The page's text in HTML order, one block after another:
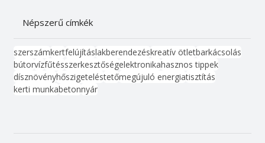
Népszerű címkék
szerszámkertfelújításlakberendezéskreatív ötletbarkácsolás
bútorvízfűtésszerkesztőségelektronikahasznos tippek
dísznövényhőszigeteléstetőmegújuló energiatisztítás
kerti munkabetonnyár